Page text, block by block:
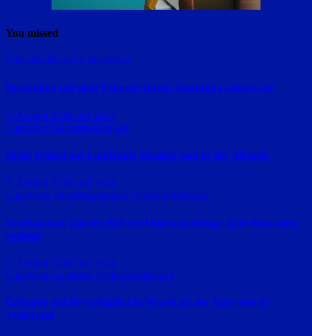
You missed
Polizeimeldungen Straubing
Betrunken mit dem Fahrrad durch Straubing unterwegs
7. August 2026 red_ra24
Landshut Polizeimeldungen
Mehr Polizei auf Landshuts Straßen und in der Altstadt
7. August 2026 red_ra24
Landkreis Straubing-Bogen Polizeimeldungen
Frontalcrash auf der B20 bei Oberschneiding: Acht Menschen
verletzt
7. August 2026 red_ra24
Landkreis Landshut Polizeimeldungen
Gebäude auf Recyclinghof in Wörth an der Isar steht in
Vollbrand